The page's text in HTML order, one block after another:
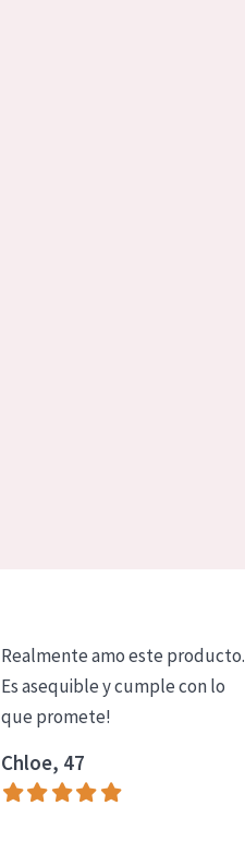
Realmente amo este producto.
Es asequible y cumple con lo
que promete!
Chloe, 47